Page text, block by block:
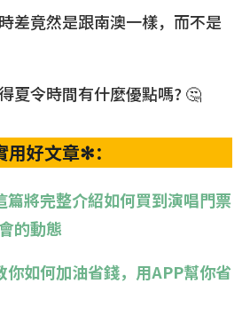
差竟然是跟南澳一樣，而不是
夏令時間有什麼優點嗎? 🤔
好文章✻：
將完整介紹如何買到演唱門票
的動態
你如何加油省錢，用APP幫你省